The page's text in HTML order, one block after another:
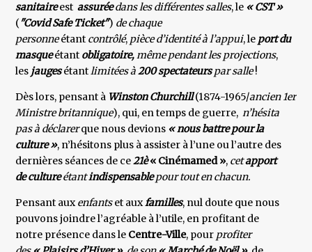
sanitaireest assuréedans les différentes salles, le « CST »
( "Covid Safe Ticket") de chaque
personneétant contrôlé, pièce d’identité à l’appui, le port du
masqueétant obligatoire,même pendant les projections,
les jaugesétantlimitées à200 spectateurspar salle!
Dès lors, pensant à Winston Churchill(1874-1965/ancien 1er
Ministre britannique), qui, en temps de guerre,n’hésita
pas à déclarerque nous devions « nous battre pour la
culture », n’hésitons plus à assister à l’une ou l’autre des
dernières séances de ce21è« Cinémamed », cetapport
de cultureétantindispensablepour tout en chacun.
Pensant auxenfantset auxfamilles, nul doute que nous
pouvons joindre l’agréable à l’utile, en profitant de
notre présence dans le Centre-Ville, pour profiter